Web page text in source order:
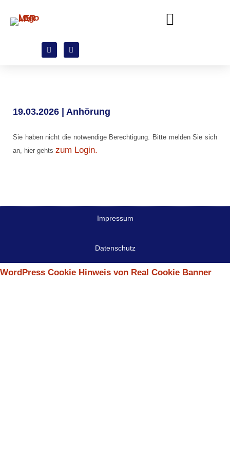
19.03.2026 | Anhörung
Sie haben nicht die notwendige Berechtigung. Bitte melden Sie sich
an, hier gehts zum Login.
Impressum
Datenschutz
WordPress Cookie Hinweis von Real Cookie Banner